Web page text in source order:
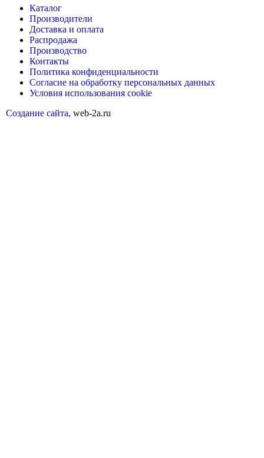
Каталог
Производители
Доставка и оплата
Распродажа
Производство
Контакты
Политика конфиденциальности
Согласие на обработку персональных данных
Условия использования cookie
Создание сайта, web-2a.ru